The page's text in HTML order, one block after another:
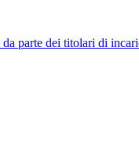
parte dei titolari di